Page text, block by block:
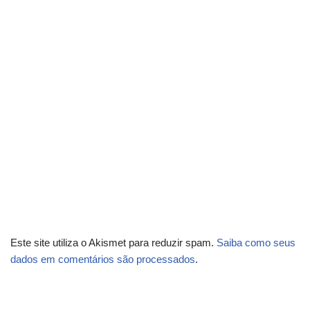
Este site utiliza o Akismet para reduzir spam. Saiba como seus
dados em comentários são processados.